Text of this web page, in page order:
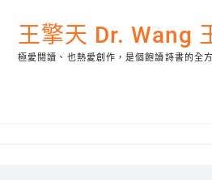
content王擎天 Dr. Wang
極愛閱讀、也熱愛創作，是個飽讀詩書的全